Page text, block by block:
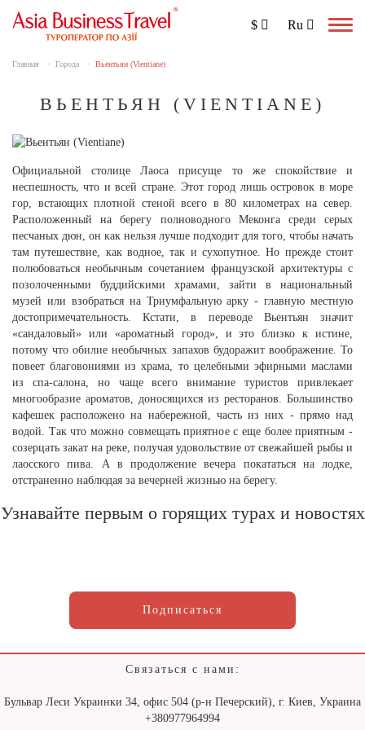
Ru
$
Главная Города Вьентьян (Vientiane)
ВЬЕНТЬЯН (VIENTIANE)
Официальной столице Лаоса присуще то же спокойствие и
неспешность, что и всей стране. Этот город лишь островок в море
гор, встающих плотной стеной всего в 80 километрах на север.
Расположенный на берегу полноводного Меконга среди серых
песчаных дюн, он как нельзя лучше подходит для того, чтобы начать
там путешествие, как водное, так и сухопутное. Но прежде стоит
полюбоваться необычным сочетанием французской архитектуры с
позолоченными буддийскими храмами, зайти в национальный
музей или взобраться на Триумфальную арку - главную местную
достопримечательность. Кстати, в переводе Вьентьян значит
«сандаловый» или «ароматный город», и это близко к истине,
потому что обилие необычных запахов будоражит воображение. То
повеет благовониями из храма, то целебными эфирными маслами
из спа-салона, но чаще всего внимание туристов привлекает
многообразие ароматов, доносящихся из ресторанов. Большинство
кафешек расположено на набережной, часть из них - прямо над
водой. Так что можно совмещать приятное с еще более приятным -
созерцать закат на реке, получая удовольствие от свежайшей рыбы и
лаосского пива. А в продолжение вечера покататься на лодке,
отстраненно наблюдая за вечерней жизнью на берегу.
Узнавайте первым о горящих турах и новостях
Подписаться
Связаться с нами:
Бульвар Леси Украинки 34, офис 504 (р-н Печерский), г. Киев, Украина
+380977964994